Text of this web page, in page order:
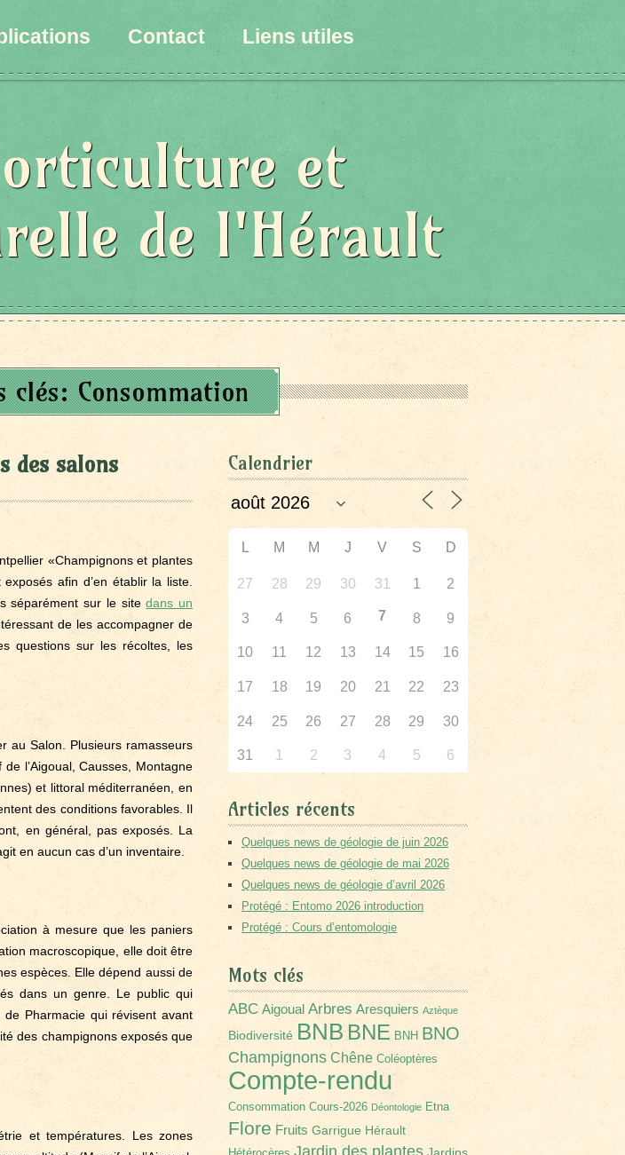
Contact Liens utiles
et
de l'Hérault
clés:Consommation
des salons
«Champignons et plantes
afin d’en établir la liste.
séparément sur le sitedans un
de les accompagner de
questions sur les récoltes, les
au Salon. Plusieurs ramasseurs
l’Aigoual, Causses, Montagne
et littoral méditerranéen, en
des conditions favorables. Il
en général, pas exposés. La
en aucun cas d’un inventaire.
à mesure que les paniers
macroscopique, elle doit être
espèces. Elle dépend aussi de
dans un genre. Le public qui
Pharmacie qui révisent avant
des champignons exposés que
et températures. Les zones
Calendrier
L M M J V S D
27 28 29 30 31 1 2
3 4 5 6 7 8 9
10 11 12 13 14 15 16
17 18 19 20 21 22 23
24 25 26 27 28 29 30
31 1 2 3 4 5 6
Articles récents
Quelques news de géologie de juin 2026
Quelques news de géologie de mai 2026
Quelques news de géologie d’avril 2026
Protégé : Entomo 2026 introduction
Protégé : Cours d’entomologie
Mots clés
ABC Aigoual Arbres Aresquiers Aztèque
Biodiversité BNB BNE BNH BNO
Champignons Chêne Coléoptères
Compte-rendu
Consommation Cours-2026 Déontologie Etna
Flore Fruits Garrigue Hérault